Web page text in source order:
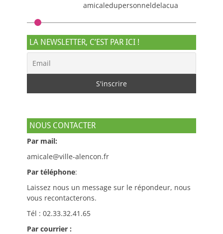
amicaledupersonneldelacua
LA NEWSLETTER, C’EST PAR ICI !
NOUS CONTACTER
Par mail:
amicale@ville-alencon.fr
Par téléphone:
Laissez nous un message sur le répondeur, nous
vous recontacterons.
Tél : 02.33.32.41.65
Par courrier :